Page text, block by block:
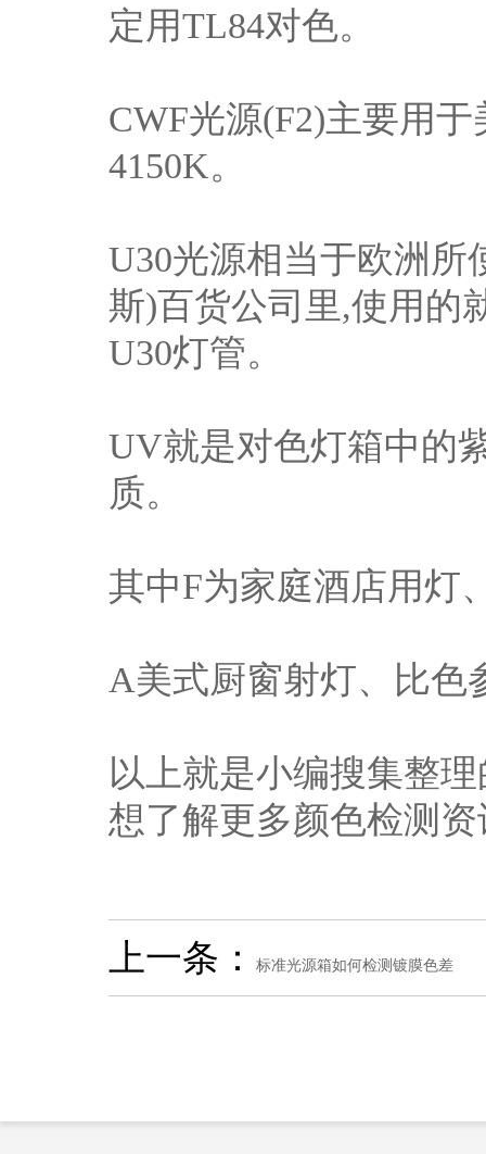
定用TL84对色。
CWF光源(F2)主要用
4150K。
U30光源相当于欧洲所
斯)百货公司里,使用的
U30灯管。
UV就是对色灯箱中的
质。
其中F为家庭酒店用灯
A美式厨窗射灯、比色
以上就是小编搜集整
想了解更多颜色检测
上一条： 标准光源箱如何检测镀膜色差